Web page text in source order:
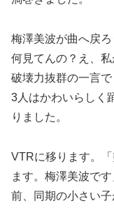
梅澤美波が曲へ戻
何見てんの？え、
破壊力抜群の一言で
3人はかわいらしく
りました。
VTRに移ります。
ます。梅澤美波で
前、同期の小さい